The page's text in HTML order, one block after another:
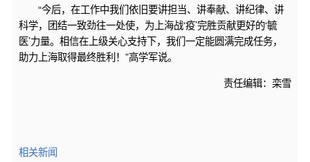
“今后，在工作中我们依旧要讲担当、讲奉献、讲纪律、讲
科学，团结一致劲往一处使，为上海战‘疫’完胜贡献更好的‘毓
医’力量。相信在上级关心支持下，我们一定能圆满完成任务，
助力上海取得最终胜利！”高学军说。
责任编辑：栾雪
相关新闻